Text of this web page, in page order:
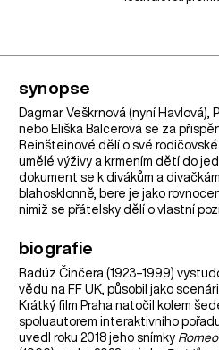
synopse
Dagmar Veškrnová (nyní Havlová),
nebo Eliška Balcerová se za
Reinšteinové dělí o své
umělé výživy a krmením dětí do
dokument se k divákům a
blahosklonně, bere je jako
nimiž se přátelsky dělí o vlastní
biografie
Radúz Činčera (1923–1999)
vědu na FF UK, působil jako
Krátký film Praha natočil kolem
spoluautorem interaktivního
uvedl roku 2018 jeho snímky